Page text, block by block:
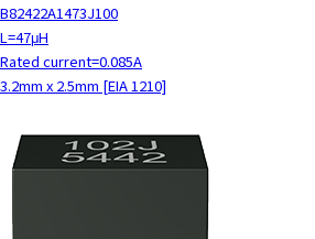
B82422A1473J100
L=47μH
Rated current=0.085A
3.2mm x 2.5mm [EIA 1210]